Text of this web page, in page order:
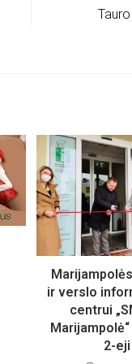
ir verslo
centrui
2-eji